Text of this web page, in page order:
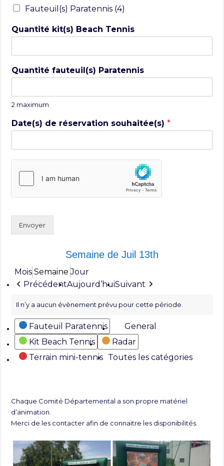
Fauteuil(s) Paratennis (4)
Quantité kit(s) Beach Tennis
Quantité fauteuil(s) Paratennis
2 maximum
Date(s) de réservation souhaitée(s)*
Envoyer
Semaine de Juil 13th
Mois Semaine Jour
PrécédentAujourd’huiSuivant
Il n’y a aucun évènement prévu pour cette période.
Catégories
Fauteuil Paratennis
General
Kit Beach Tennis
Radar
Terrain mini-tennis Toutes les catégories
Chaque Comité Départemental a son propre matériel
d’animation.
Merci de les contacter afin de connaitre les disponibilités.